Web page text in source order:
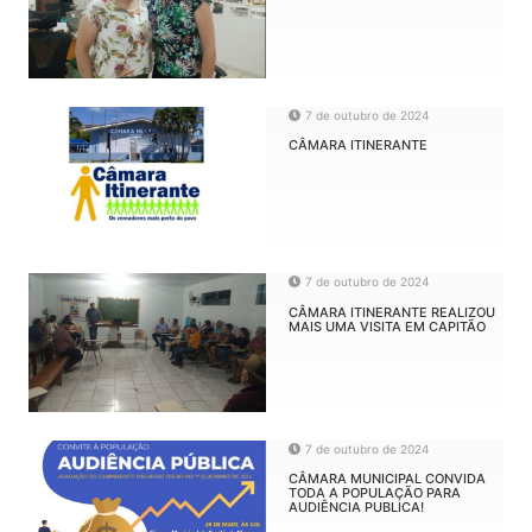
7 de outubro de 2024
CÂMARA ITINERANTE
7 de outubro de 2024
CÂMARA ITINERANTE REALIZOU
MAIS UMA VISITA EM CAPITÃO
7 de outubro de 2024
CÂMARA MUNICIPAL CONVIDA
TODA A POPULAÇÃO PARA
AUDIÊNCIA PUBLICA!